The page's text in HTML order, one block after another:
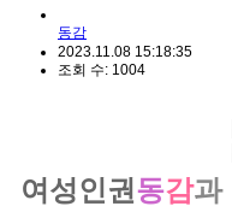
동감
2023.11.08 15:18:35
조회 수: 1004
여성인권 동감과